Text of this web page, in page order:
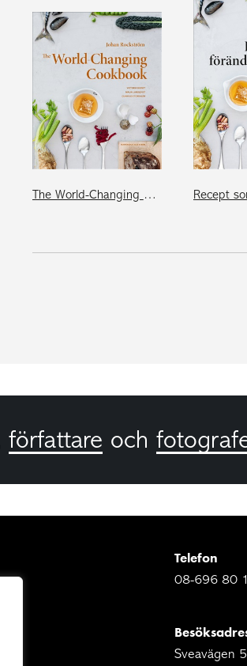
The World-Changing Cookbook
författare och
Telefon
08-696 80
Sveavägen